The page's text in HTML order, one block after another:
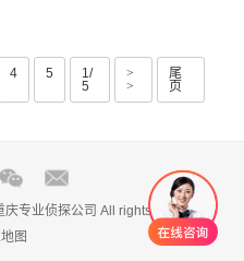
4 5
1/
5
>
>
尾
页
专业侦探公司 All rights reserved.
图